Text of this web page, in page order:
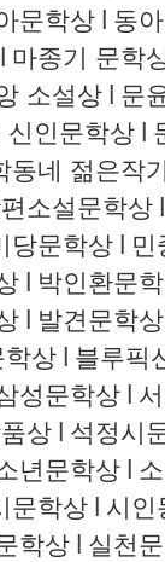
문학상 l 동
l 마종기 문학
소설상 l 문
신인문학상 l
동네 젊은작
소설문학상 l
당문학상 l 민
l 박인환문
l 발견문학상
상 l 블루픽
성문학상 l
상 l 석정시
년문학상 l
문학상 l 시
학상 l 실천